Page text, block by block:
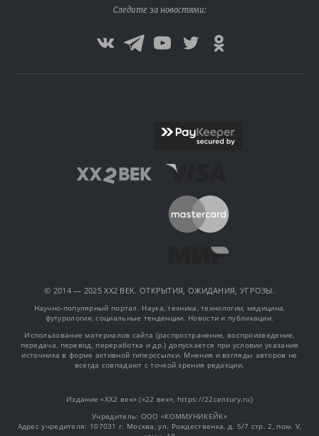
Следите за новостями:
© 2014 — 2025 XX2 ВЕК. ОТКРЫТИЯ, ОЖИДАНИЯ, УГРОЗЫ.
Научно-популярный портал. Наука, техника, технологии, медицина,
футурология, социальные тенденции. Новости и публикации.
Использование материалов сайта (распространение, воспроизведение,
передача, перевод, переработка и др.) допускается при условии указания
источника в форме активной гиперссылки. Мнения и взгляды авторов не
всегда совпадают с точкой зрения редакции.
Издание «XX2 век» («22 век», https://22century.ru)
Учредитель: OOO «КОММУНИКЕЙК»
Адрес учредителя: 107031 г. Москва, ул. Рождественка, д. 5/7 стр. 2, пом. V,